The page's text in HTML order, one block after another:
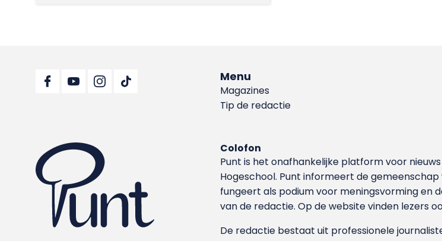
Menu
Magazines
Tip de redactie
Colofon
Punt is het onafhankelijke platform voor
Hoge­school. Punt informeert de
fungeert als podium voor meningsvorming en
van de redactie. Op de website vinden lezers
De redactie bestaat uit professionele